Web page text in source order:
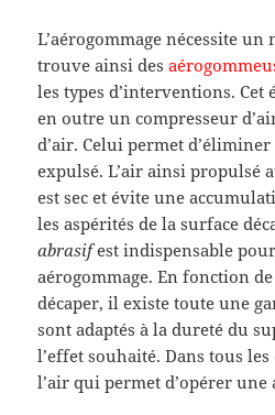
L’aérogommage nécessite un
trouve ainsi des
les types d’interventions.
en outre un compresseur
d’air. Celui permet
expulsé. L’air ainsi propulsé
est sec et évite une
les aspérités de la surface
abrasifest indispensable
aérogommage. En fonction
décaper, il existe toute une
sont adaptés à la dureté du
l’effet souhaité. Dans tous les
l’air qui permet d’opérer